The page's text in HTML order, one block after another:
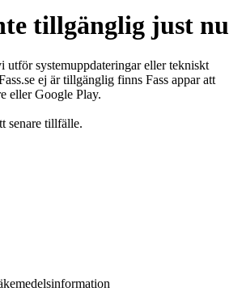
tillgänglig just nu
utför systemuppdateringar eller tekniskt
ej är tillgänglig finns Fass appar att
eller Google Play.
senare tillfälle.